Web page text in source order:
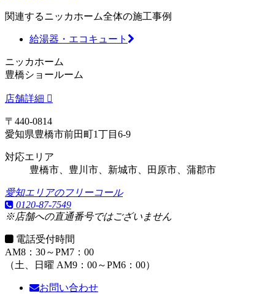
関連するニッカホーム全体の施工事例
給湯器・エコキュート
ニッカホーム
豊橋ショールーム
店舗詳細
〒440-0814
愛知県豊橋市前田町1丁目6-9
対応エリア
豊橋市、豊川市、新城市、田原市、蒲郡市
愛知エリアのフリーコール
0120-87-7549
※店舗への直通番号ではございません
電話受付時間
AM8：30～PM7：00
（土、日曜 AM9：00～PM6：00）
お問い合わせ